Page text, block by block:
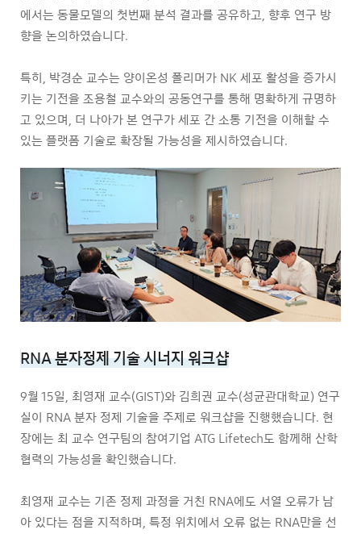
에서는 동물모델의 첫번째 분석 결과를 공유하고, 향후 연구 방
향을 논의하였습니다.
특히, 박경순 교수는 양이온성 폴리머가 NK 세포 활성을 증가시
키는 기전을 조용철 교수와의 공동연구를 통해 명확하게 규명하
고 있으며, 더 나아가 본 연구가 세포 간 소통 기전을 이해할 수
있는 플랫폼 기술로 확장될 가능성을 제시하였습니다.
RNA 분자정제 기술 시너지 워크샵
9월 15일, 최영재 교수(GIST)와 김희권 교수(성균관대학교) 연구
실이 RNA 분자 정제 기술을 주제로 워크샵을 진행했습니다. 현
장에는 최 교수 연구팀의 참여기업 ATG Lifetech도 함께해 산학
협력의 가능성을 확인했습니다.
최영재 교수는 기존 정제 과정을 거친 RNA에도 서열 오류가 남
아 있다는 점을 지적하며, 특정 위치에서 오류 없는 RNA만을 선